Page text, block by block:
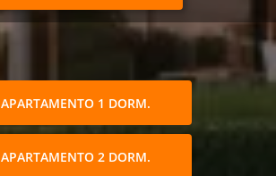
APARTAMENTO 1 DORM.
APARTAMENTO 2 DORM.